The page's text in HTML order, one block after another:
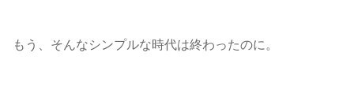
もう、そんなシンプルな時代は終わったのに。